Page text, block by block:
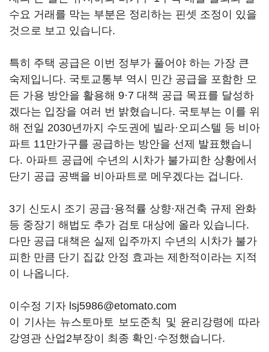
수요 거래를 막는 부분은 정리하는 핀셋 조정이 있을
것으로 보고 있습니다.
특히 주택 공급은 이번 정부가 풀어야 하는 가장 큰
숙제입니다. 국토교통부 역시 민간 공급을 포함한 모
든 가용 방안을 활용해 9·7 대책 공급 목표를 달성하
겠다는 입장을 여러 번 밝혔습니다. 국토부는 이를 위
해 전일 2030년까지 수도권에 빌라·오피스텔 등 비아
파트 11만가구를 공급하는 방안을 선제 발표했습니
다. 아파트 공급에 수년의 시차가 불가피한 상황에서
단기 공급 공백을 비아파트로 메우겠다는 겁니다.
3기 신도시 조기 공급·용적률 상향·재건축 규제 완화
등 중장기 해법도 추가 검토 대상에 올라 있습니다.
다만 공급 대책은 실제 입주까지 수년의 시차가 불가
피한 만큼 단기 집값 안정 효과는 제한적이라는 지적
이 나옵니다.
이수정 기자 lsj5986@etomato.com
이 기사는 뉴스토마토 보도준칙 및 윤리강령에 따라
강영관 산업2부장이 최종 확인·수정했습니다.